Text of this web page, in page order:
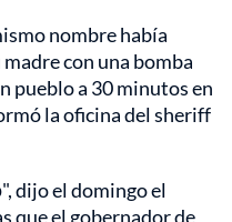
nombre había
con una bomba
pueblo a 30 minutos en
la oficina del sheriff
", dijo el domingo el
que el gobernador de